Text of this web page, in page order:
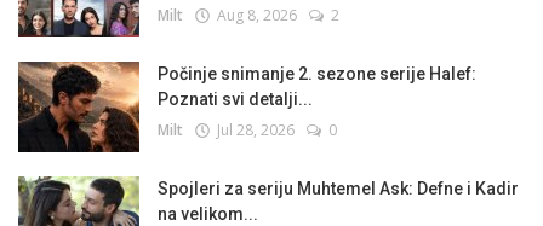
Milt Aug 8, 2026 2
Počinje snimanje 2. sezone serije Halef:
Poznati svi detalji...
Milt Jul 28, 2026 0
Spojleri za seriju Muhtemel Ask: Defne i Kadir
na velikom...